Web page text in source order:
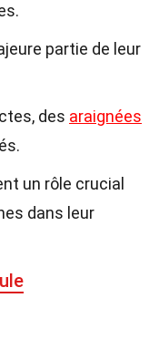
partie de leur
des araignées
un rôle crucial
dans leur